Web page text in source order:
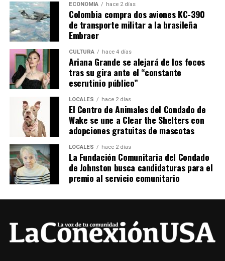
ECONOMÍA hace 2 días
Colombia compra dos aviones KC-390
de transporte militar a la brasileña
Embraer
CULTURA hace 4 días
Ariana Grande se alejará de los focos
tras su gira ante el “constante
escrutinio público”
LOCALES hace 2 días
El Centro de Animales del Condado de
Wake se une a Clear the Shelters con
adopciones gratuitas de mascotas
LOCALES hace 2 días
La Fundación Comunitaria del Condado
de Johnston busca candidaturas para el
premio al servicio comunitario